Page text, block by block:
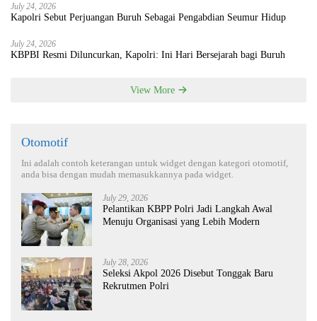
July 24, 2026
Kapolri Sebut Perjuangan Buruh Sebagai Pengabdian Seumur Hidup
July 24, 2026
KBPBI Resmi Diluncurkan, Kapolri: Ini Hari Bersejarah bagi Buruh
View More
Otomotif
Ini adalah contoh keterangan untuk widget dengan kategori otomotif,
anda bisa dengan mudah memasukkannya pada widget.
July 29, 2026
Pelantikan KBPP Polri Jadi Langkah Awal
Menuju Organisasi yang Lebih Modern
July 28, 2026
Seleksi Akpol 2026 Disebut Tonggak Baru
Rekrutmen Polri